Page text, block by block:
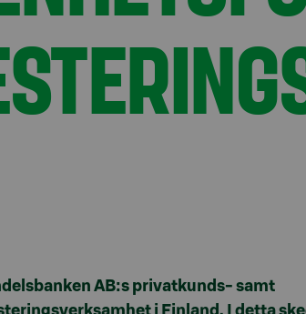
AB:s privatkunds- samt
i Finland. I detta